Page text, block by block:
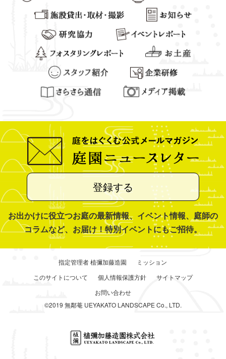
登録する
お出かけに役立つお庭の最新情報、イベント情報、庭師の
コラムなど、お届け！特別イベントにもご招待。
指定管理者 植彌加藤造園
ミッション
このサイトについて
個人情報保護方針
サイトマップ
お問い合わせ
©2019 無鄰菴 UEYAKATO LANDSCAPE Co., LTD.